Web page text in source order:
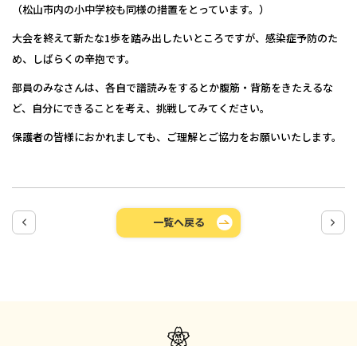
（松山市内の小中学校も同様の措置をとっています。）
大会を終えて新たな1歩を踏み出したいところですが、感染症予防のた
め、しばらくの辛抱です。
部員のみなさんは、各自で譜読みをするとか腹筋・背筋をきたえるな
ど、自分にできることを考え、挑戦してみてください。
保護者の皆様におかれましても、ご理解とご協力をお願いいたします。
一覧へ戻る